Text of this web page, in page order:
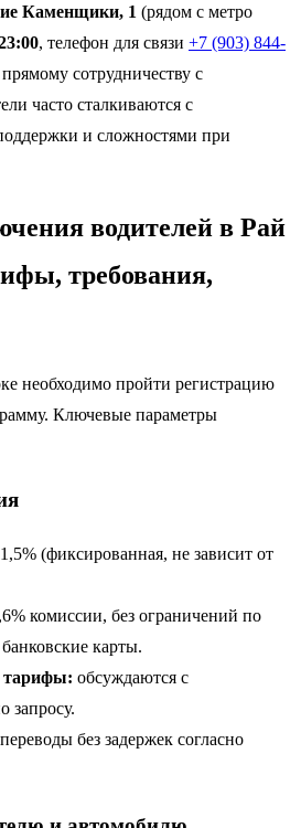
Каменщики, 1 (рядом с метро
, телефон для связи +7 (903) 844-
сотрудничеству с
часто сталкиваются с
и сложностями при
водителей в Рай
требования,
необходимо пройти регистрацию
Ключевые параметры
1,5% (фиксированная, не зависит от
комиссии, без ограничений по
карты.
тарифы: обсуждаются с
запросу.
переводы без задержек согласно